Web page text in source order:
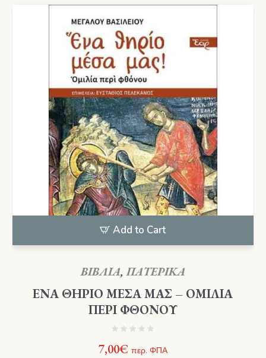
Add to Cart
ΒΙΒΛΙΑ,ΠΑΤΕΡΙΚΑ
ΕΝΑ ΘΗΡΙΟ ΜΕΣΑ ΜΑΣ – ΟΜΙΛΙΑ
ΠΕΡΙ ΦΘΟΝΟΥ
7,00€ περ. ΦΠΑ